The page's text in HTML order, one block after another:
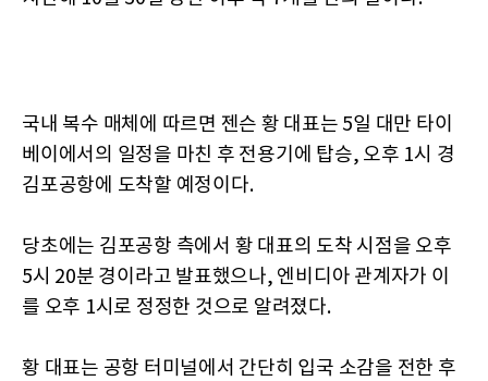
국내 복수 매체에 따르면 젠슨 황 대표는 5일 대만 타이
베이에서의 일정을 마친 후 전용기에 탑승, 오후 1시 경
김포공항에 도착할 예정이다.
당초에는 김포공항 측에서 황 대표의 도착 시점을 오후
5시 20분 경이라고 발표했으나, 엔비디아 관계자가 이
를 오후 1시로 정정한 것으로 알려졌다.
황 대표는 공항 터미널에서 간단히 입국 소감을 전한 후